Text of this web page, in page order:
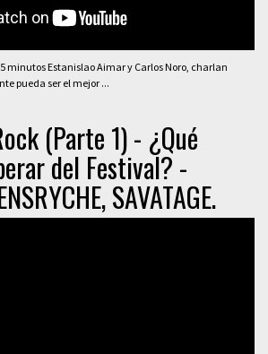
minutos Estanislao Aimar y Carlos Noro, charlan
pueda ser el mejor ...
(Parte 1) - ¿Qué
del Festival? -
SAVATAGE.